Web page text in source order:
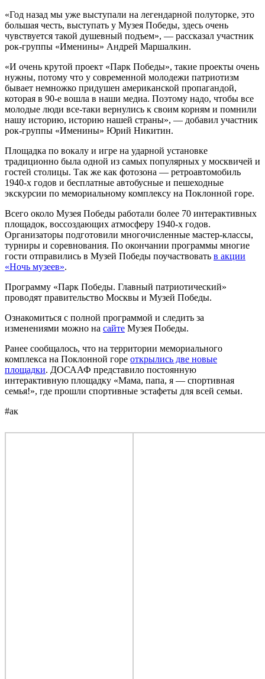
«Год назад мы уже выступали на легендарной полуторке, это
большая честь, выступать у Музея Победы, здесь очень
чувствуется такой душевный подъем», — рассказал участник
рок-группы «Именины» Андрей Маршалкин.
«И очень крутой проект «Парк Победы», такие проекты очень
нужны, потому что у современной молодежи патриотизм
бывает немножко придушен американской пропагандой,
которая в 90-е вошла в наши медиа. Поэтому надо, чтобы все
молодые люди все-таки вернулись к своим корням и помнили
нашу историю, историю нашей страны», — добавил участник
рок-группы «Именины» Юрий Никитин.
Площадка по вокалу и игре на ударной установке
традиционно была одной из самых популярных у москвичей и
гостей столицы. Так же как фотозона — ретроавтомобиль
1940-х годов и бесплатные автобусные и пешеходные
экскурсии по мемориальному комплексу на Поклонной горе.
Всего около Музея Победы работали более 70 интерактивных
площадок, воссоздающих атмосферу 1940-х годов.
Организаторы подготовили многочисленные мастер-классы,
турниры и соревнования. По окончании программы многие
гости отправились в Музей Победы поучаствовать в акции
«Ночь музеев».
Программу «Парк Победы. Главный патриотический»
проводят правительство Москвы и Музей Победы.
Ознакомиться с полной программой и следить за
изменениями можно на сайте Музея Победы.
Ранее сообщалось, что на территории мемориального
комплекса на Поклонной горе открылись две новые
площадки. ДОСААФ представило постоянную
интерактивную площадку «Мама, папа, я — спортивная
семья!», где прошли спортивные эстафеты для всей семьи.
#ак